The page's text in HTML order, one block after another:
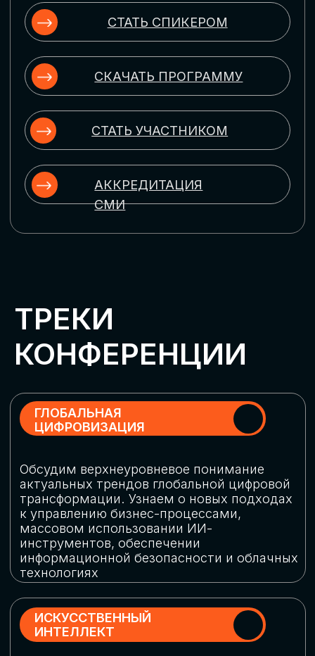
Выясним, как в наши дни уверенно
защищать свой бизнес от киберугроз
производительность без огромных
затрат на нейросети
ЦИФРОВИЗАЦИЯ
МАРКЕТИНГА И ПРОДАЖ
Обменяемся опытом, какие ИИ-решения
в маркетинге и продажах наиболее
рекламными кампаниями показывают
наибольшую эффективность
ЦИФРОВИЗАЦИЯ
УПРАВЛЕНИЯ ПЕРСОНАЛОМ
Рассмотрим управление человеческим
комплексные решения для роста
производительности и кейсы
оптимизации процессов найма,
развития, оценки и удержания
РОБОТИЗАЦИЯ
Узнаем, в каких отраслях ИИ
«материализуется», какие роботы
решают сложные бизнес-задачи, а где
только обсуждают концепции
роботизации и потенциальные бюджеты
на тестирование образцов
ЦИФРОВИЗАЦИЯ
КЛИЕНТСКОГО СЕРВИСА
Разберем кейсы в сфере цифровизации